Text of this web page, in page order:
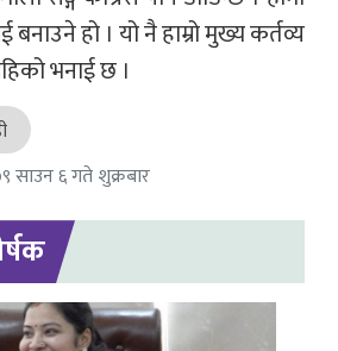
हो । यो नै हाम्रो मुख्य कर्तव्य
भनाई छ ।
साउन ६ गते शुक्रबार